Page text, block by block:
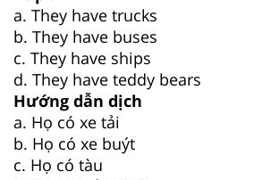
a. They have trucks
b. They have buses
c. They have ships
d. They have teddy bears
Hướng dẫn dịch
a. Họ có xe tải
b. Họ có xe buýt
c. Họ có tàu